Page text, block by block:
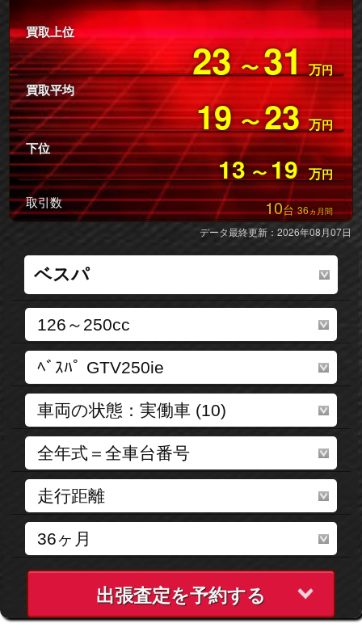
買取上位
23 〜31 万円
買取平均
19 〜23 万円
下位
13 〜19 万円
取引数 10台36ヵ月間
データ最終更新：2026年08月07日
出張査定を予約する